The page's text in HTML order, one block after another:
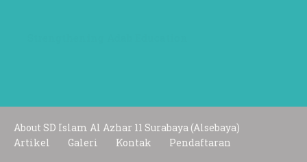
About SD Islam Al Azhar 11 Surabaya (Alsebaya)
Artikel
Galeri Kontak Pendaftaran